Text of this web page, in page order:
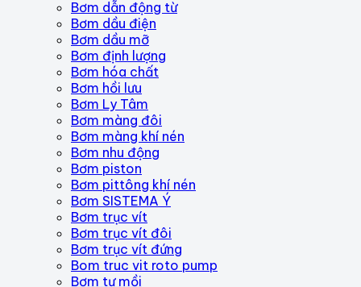
Bơm dẫn động từ
Bơm dầu điện
Bơm dầu mỡ
Bơm định lượng
Bơm hóa chất
Bơm hồi lưu
Bơm Ly Tâm
Bơm màng đôi
Bơm màng khí nén
Bơm nhu động
Bơm piston
Bơm pittông khí nén
Bơm SISTEMA Ý
Bơm trục vít
Bơm trục vít đôi
Bơm trục vít đứng
Bom truc vit roto pump
Bơm tự mồi